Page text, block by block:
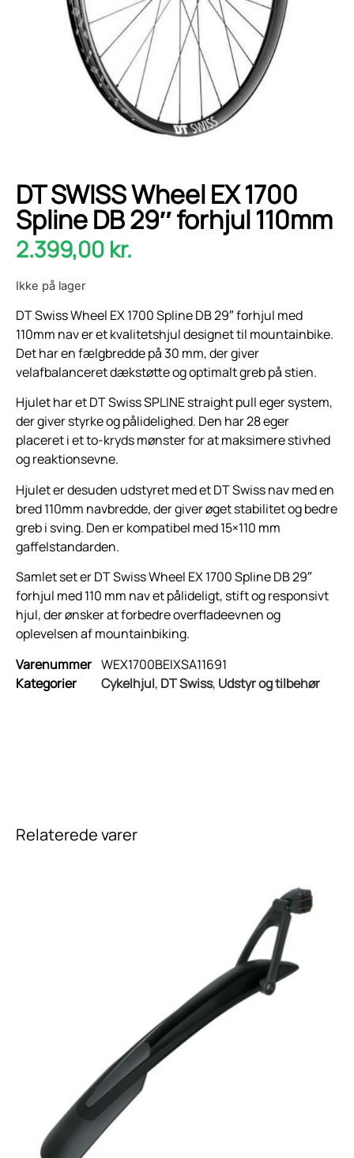
DT SWISS Wheel EX 1700
Spline DB 29″ forhjul 110mm
2.399,00 kr.
Ikke på lager
DT Swiss Wheel EX 1700 Spline DB 29″ forhjul med
110mm nav er et kvalitetshjul designet til mountainbike.
Det har en fælgbredde på 30 mm, der giver
velafbalanceret dækstøtte og optimalt greb på stien.
Hjulet har et DT Swiss SPLINE straight pull eger system,
der giver styrke og pålidelighed. Den har 28 eger
placeret i et to-kryds mønster for at maksimere stivhed
og reaktionsevne.
Hjulet er desuden udstyret med et DT Swiss nav med en
bred 110mm navbredde, der giver øget stabilitet og bedre
greb i sving. Den er kompatibel med 15×110 mm
gaffelstandarden.
Samlet set er DT Swiss Wheel EX 1700 Spline DB 29″
forhjul med 110 mm nav et pålideligt, stift og responsivt
hjul, der ønsker at forbedre overfladeevnen og
oplevelsen af ​​mountainbiking.
Varenummer WEX1700BEIXSA11691
Kategorier
Cykelhjul, DT Swiss, Udstyr og tilbehør
Relaterede varer